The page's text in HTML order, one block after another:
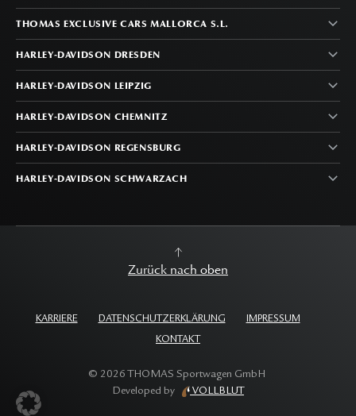
THOMAS EXCLUSIVE CARS MALLORCA S.L.
HARLEY-DAVIDSON DRESDEN
HARLEY-DAVIDSON LEIPZIG
HARLEY-DAVIDSON CHEMNITZ
HARLEY-DAVIDSON REGENSBURG
HARLEY-DAVIDSON SCHWARZACH
Zurück nach oben
KARRIERE DATENSCHUTZERKLÄRUNG
IMPRESSUM
KONTAKT
© 2026 THOMAS Sportwagen GmbH
Developed by
VOLLBLUT